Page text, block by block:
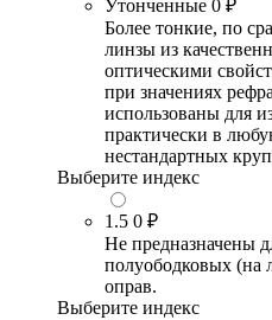
Утонченные 0 ₽
Более тонкие, по
линзы из
оптическими
при значениях
использованы для
практически в
нестандартных
Выберите индекс
1.5 0 ₽
Не предназначены
полуободковых (на
оправ.
Выберите индекс